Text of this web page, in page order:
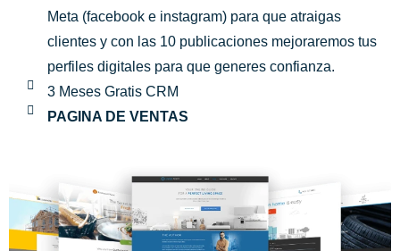
Meta (facebook e instagram) para que atraigas
clientes y con las 10 publicaciones mejoraremos tus
perfiles digitales para que generes confianza.
3 Meses Gratis CRM
PAGINA DE VENTAS